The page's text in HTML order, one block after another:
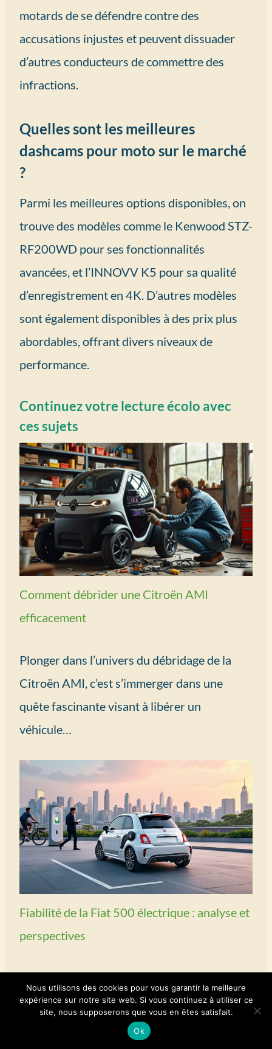
motards de se défendre contre des
accusations injustes et peuvent dissuader
d’autres conducteurs de commettre des
infractions.
Quelles sont les meilleures
dashcams pour moto sur le marché
?
Parmi les meilleures options disponibles, on
trouve des modèles comme le Kenwood STZ-
RF200WD pour ses fonctionnalités
avancées, et l’INNOVV K5 pour sa qualité
d’enregistrement en 4K. D’autres modèles
sont également disponibles à des prix plus
abordables, offrant divers niveaux de
performance.
Continuez votre lecture écolo avec
ces sujets
Comment débrider une Citroën AMI
efficacement
Plonger dans l’univers du débridage de la
Citroën AMI, c’est s’immerger dans une
quête fascinante visant à libérer un
véhicule…
Fiabilité de la Fiat 500 électrique : analyse et
perspectives
électrique, une voiture qui allie charme
intemporel et avancées technologiques. Les
Nous utilisons des cookies pour vous garantir la meilleure
expérience sur notre site web. Si vous continuez à utiliser ce
site, nous supposerons que vous en êtes satisfait.
Ok